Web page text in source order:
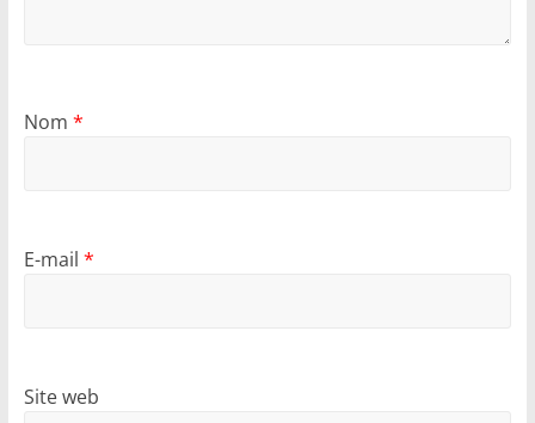
Nom *
E-mail *
Site web